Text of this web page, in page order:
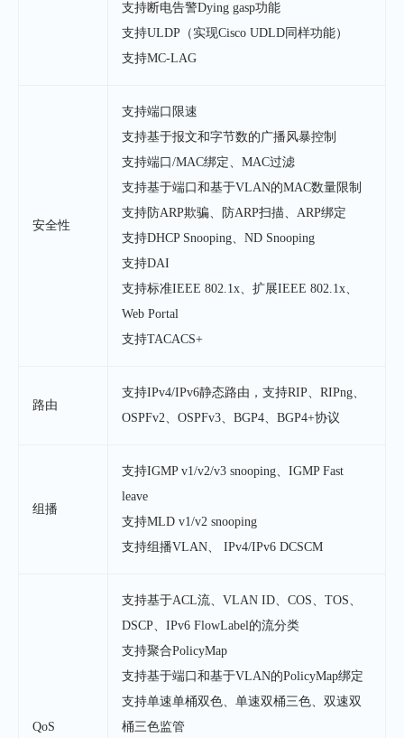
支持断电告警Dying gasp功能
支持ULDP（实现Cisco UDLD同样功能）
支持MC-LAG
安全性
支持端口限速
支持基于报文和字节数的广播风暴控制
支持端口/MAC绑定、MAC过滤
支持基于端口和基于VLAN的MAC数量限制
支持防ARP欺骗、防ARP扫描、ARP绑定
支持DHCP Snooping、ND Snooping
支持DAI
支持标准IEEE 802.1x、扩展IEEE 802.1x、
Web Portal
支持TACACS+
路由
支持IPv4/IPv6静态路由，支持RIP、RIPng、
OSPFv2、OSPFv3、BGP4、BGP4+协议
组播
支持IGMP v1/v2/v3 snooping、IGMP Fast
leave
支持MLD v1/v2 snooping
支持组播VLAN、 IPv4/IPv6 DCSCM
QoS
支持基于ACL流、VLAN ID、COS、TOS、
DSCP、IPv6 FlowLabel的流分类
支持聚合PolicyMap
支持基于端口和基于VLAN的PolicyMap绑定
支持单速单桶双色、单速双桶三色、双速双
桶三色监管